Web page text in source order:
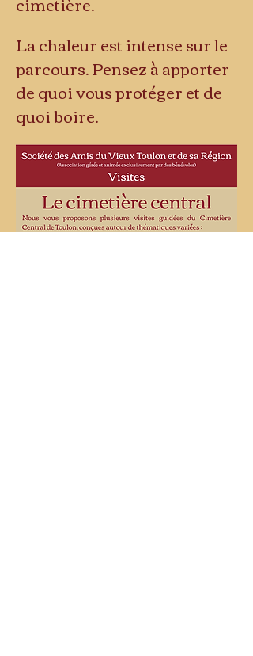
La chaleur est intense sur le
parcours. Pensez à apporter
de quoi vous protéger et de
quoi boire.